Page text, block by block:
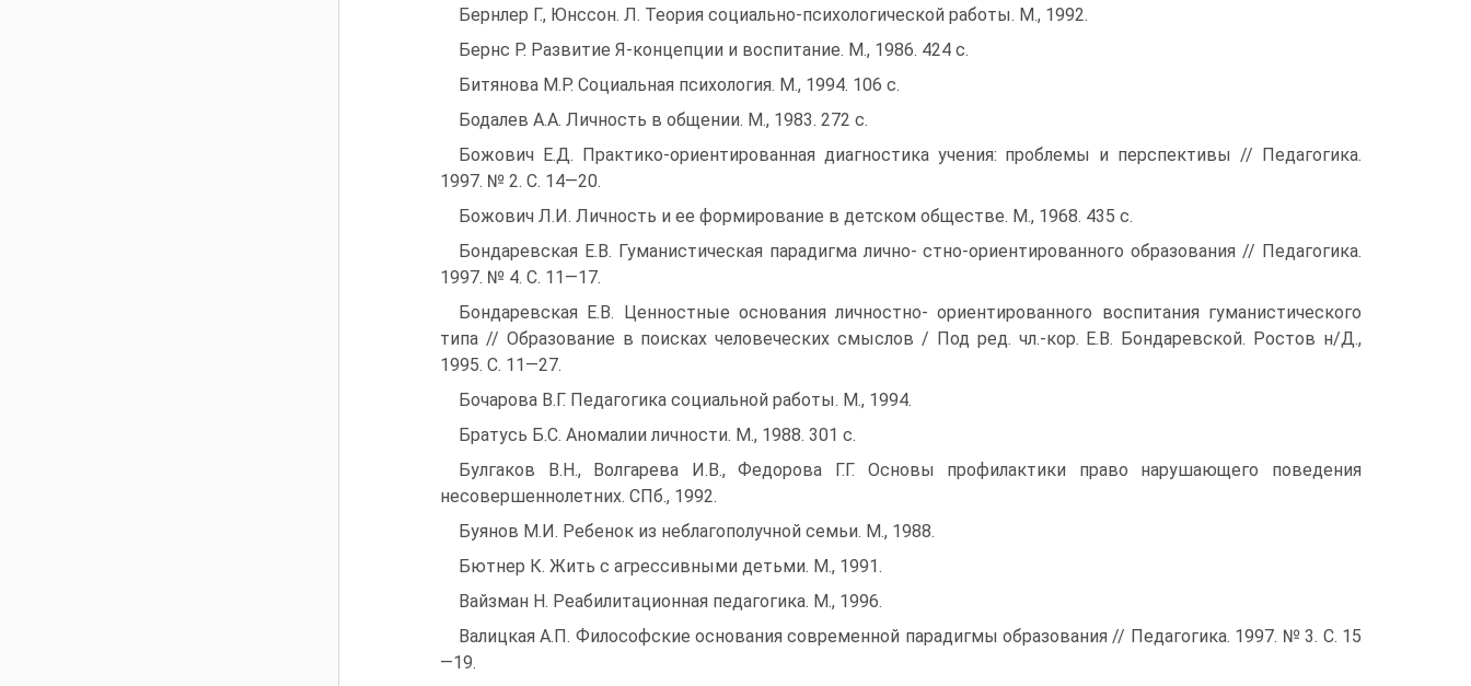
Бернлер Г., Юнссон. Л. Теория социально-психологической работы. М., 1992.
Бернс Р. Развитие Я-концепции и воспитание. М., 1986. 424 с.
Битянова М.Р. Социальная психология. М., 1994. 106 с.
Бодалев А.А. Личность в общении. М., 1983. 272 с.
Божович Е.Д. Практико-ориентированная диагностика учения: проблемы и перспективы // Педагогика.
1997. № 2. С. 14—20.
Божович Л.И. Личность и ее формирование в детском обществе. М., 1968. 435 с.
Бондаревская Е.В. Гуманистическая парадигма лично- стно-ориентированного образования // Педагогика.
1997. № 4. С. 11—17.
Бондаревская Е.В. Ценностные основания личностно- ориентированного воспитания гуманистического
типа // Образование в поисках человеческих смыслов / Под ред. чл.-кор. Е.В. Бондаревской. Ростов н/Д.,
1995. С. 11—27.
Бочарова В.Г. Педагогика социальной работы. М., 1994.
Братусь Б.С. Аномалии личности. М., 1988. 301 с.
Булгаков В.Н., Волгарева И.В., Федорова Г.Г. Основы профилактики право нарушающего поведения
несовершеннолетних. СПб., 1992.
Буянов М.И. Ребенок из неблагополучной семьи. М., 1988.
Бютнер К. Жить с агрессивными детьми. М., 1991.
Вайзман Н. Реабилитационная педагогика. М., 1996.
Валицкая А.П. Философские основания современной парадигмы образования // Педагогика. 1997. № 3. С. 15
—19.